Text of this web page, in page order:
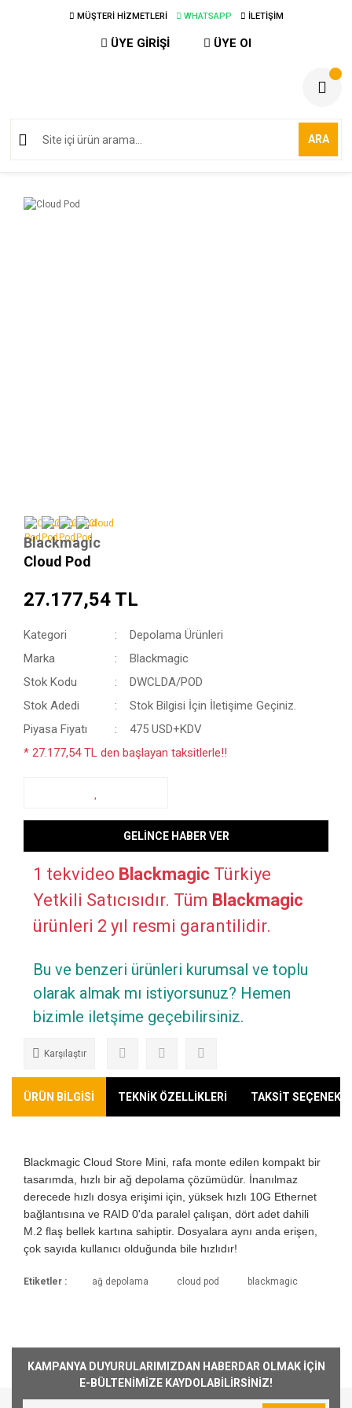
MÜŞTERİ HİZMETLERİ WHATSAPP İLETİŞİM
ÜYE GİRİŞİ ÜYE Ol
ARA
Blackmagic
Cloud Pod
27.177,54 TL
Kategori
Depolama Ürünleri
Marka
Blackmagic
Stok Kodu
DWCLDA/POD
Stok Adedi
Stok Bilgisi İçin İletişime Geçiniz.
Piyasa Fiyatı
475 USD+KDV
* 27.177,54 TL den başlayan taksitlerle!!
GELİNCE HABER VER
1 tekvideo Blackmagic Türkiye
Yetkili Satıcısıdır. Tüm Blackmagic
ürünleri 2 yıl resmi garantilidir.
Bu ve benzeri ürünleri kurumsal ve toplu
olarak almak mı istiyorsunuz? Hemen
bizimle iletşime geçebilirsiniz.
Karşılaştır
ÜRÜN BİLGİSİ TEKNİK ÖZELLİKLERİ TAKSİT
Blackmagic Cloud Store Mini, rafa monte edilen kompakt bir
tasarımda, hızlı bir ağ depolama çözümüdür. İnanılmaz
derecede hızlı dosya erişimi için, yüksek hızlı 10G Ethernet
bağlantısına ve RAID 0'da paralel çalışan, dört adet dahili
M.2 flaş bellek kartına sahiptir. Dosyalara aynı anda erişen,
çok sayıda kullanıcı olduğunda bile hızlıdır!
Yorum Yaz
senkronizasyonu desteğiile video
prodüksiyon, post prodüksiyon ve ekip tabanlı
çalışma ortamları için tasarlanmış profesyonel
sonları ürün sevkiyatımız yoktur.
Kargo Ücreti
1000₺ Üstü siparişlerin tümü Türkiye'nin her
Etiketler : ağ depolama cloud pod blackmagic
KAMPANYA DUYURULARIMIZDAN HABERDAR OLMAK İÇİN
E-BÜLTENİMİZE KAYDOLABİLİRSİNİZ!